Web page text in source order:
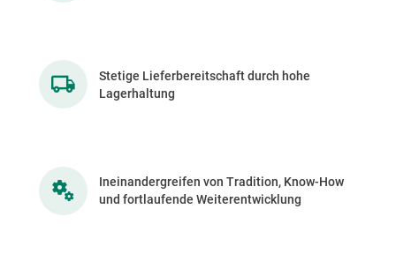
Stetige Lieferbereitschaft durch hohe
Lagerhaltung
Ineinandergreifen von Tradition, Know-How
und fortlaufende Weiterentwicklung